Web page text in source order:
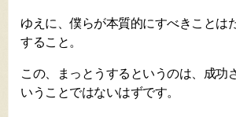
ゆえに、僕らが本質的にすべきことは
すること。
この、まっとうするというのは、成功
いうことではないはずです。